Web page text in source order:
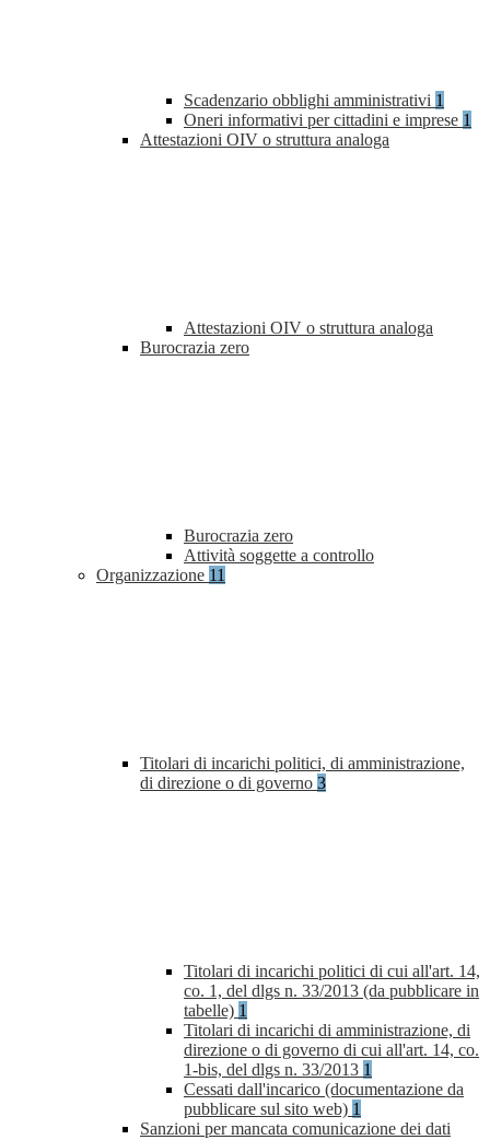
Scadenzario obblighi amministrativi 1
Oneri informativi per cittadini e imprese 1
Attestazioni OIV o struttura analoga
Attestazioni OIV o struttura analoga
Burocrazia zero
Burocrazia zero
Attività soggette a controllo
Organizzazione 11
Titolari di incarichi politici, di amministrazione,
di direzione o di governo 3
Titolari di incarichi politici di cui all'art. 14,
co. 1, del dlgs n. 33/2013 (da pubblicare in
tabelle) 1
Titolari di incarichi di amministrazione, di
direzione o di governo di cui all'art. 14, co.
1-bis, del dlgs n. 33/2013 1
Cessati dall'incarico (documentazione da
pubblicare sul sito web) 1
Sanzioni per mancata comunicazione dei dati